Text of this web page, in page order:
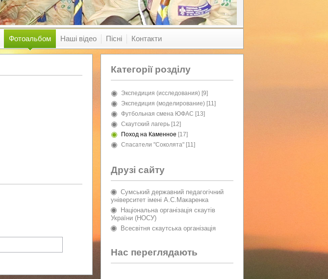
Фотоальбом Наші відео Пісні Контакти
Категорії розділу
Экспедиция (исследования) [9]
Экспедиция (моделирование) [11]
Футбольная смена ЮФАС [13]
Скаутский лагерь [12]
Поход на Каменное [17]
Спасатели "Соколята" [11]
Друзі сайту
Сумський державний педагогічний
університет імені А.С.Макаренка
Національна організація скаутів
України (НОСУ)
Всесвітня скаутська організація
Нас переглядають